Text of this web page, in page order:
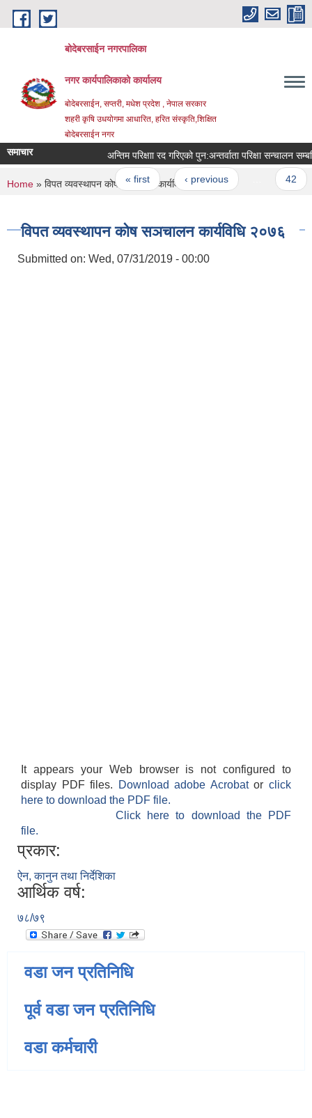
Skip to main content
बोदेबरसाईन नगरपालिका
नगर कार्यपालिकाको कार्यालय
बोदेबरसाईन, सप्तरी, मधेश प्रदेश , नेपाल सरकार
शहरी कृषि उधयोगमा आधारित, हरित संस्कृति,शिक्षित
बोदेबरसाईन नगर
समाचार अन्तिम परिक्षाा रद गरिएको पुन‍‌‌:अन्तर्वाता परिक्षा सन्चालन
Pages
« first ‹ previous
You are here
Home » विपत व्यवस्थापन कोष सञचालन कार्यविधि २०७६
विपत व्यवस्थापन कोष सञचालन कार्यविधि २०७६
Submitted on: Wed, 07/31/2019 - 00:00
It appears your Web browser is not configured to
display PDF files.
Download adobe Acrobatorclick
here to download the PDF file.
Click here to download the PDF
file.
प्रकार:
ऐन, कानुन तथा निर्देशिका
आर्थिक वर्ष:
७८/७९
वडा जन प्रतिनिधि
पूर्व वडा जन प्रतिनिधि
वडा कर्मचारी